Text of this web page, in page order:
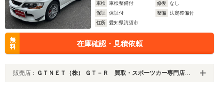
車検
車検整備付 修復
なし
保証
保証付 整備
法定整備付
住所
愛知県清須市
無
料
在庫確認・見積依頼
販売店： ＧＴＮＥＴ（株） ＧＴ－Ｒ 買取・スポーツカー専門店 ＧＴＮＥＴ愛知